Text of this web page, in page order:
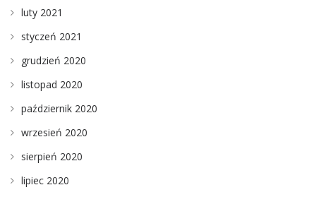
luty 2021
styczeń 2021
grudzień 2020
listopad 2020
październik 2020
wrzesień 2020
sierpień 2020
lipiec 2020